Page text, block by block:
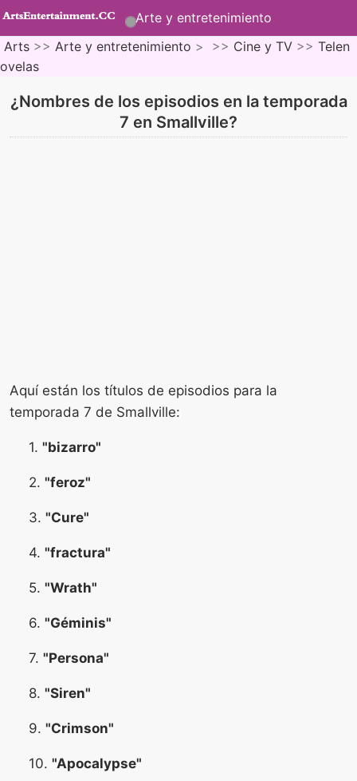
Arte y entretenimiento
Arts >> Arte y entretenimiento > >> Cine y TV >> Telen
ovelas
¿Nombres de los episodios en la temporada
7 en Smallville?
Aquí están los títulos de episodios para la
temporada 7 de Smallville:
1. "bizarro"
2. "feroz"
3. "Cure"
4. "fractura"
5. "Wrath"
6. "Géminis"
7. "Persona"
8. "Siren"
9. "Crimson"
10. "Apocalypse"